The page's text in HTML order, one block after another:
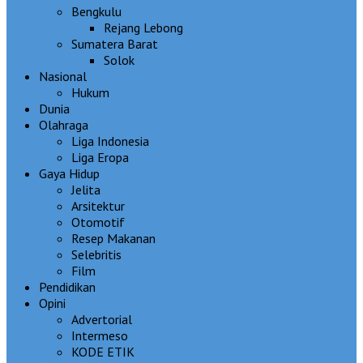
Bengkulu
Rejang Lebong
Sumatera Barat
Solok
Nasional
Hukum
Dunia
Olahraga
Liga Indonesia
Liga Eropa
Gaya Hidup
Jelita
Arsitektur
Otomotif
Resep Makanan
Selebritis
Film
Pendidikan
Opini
Advertorial
Intermeso
KODE ETIK